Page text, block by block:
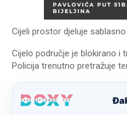
Cijeli prostor djeluje
Cijelo područje je blokirano i
Policija trenutno pretražuje